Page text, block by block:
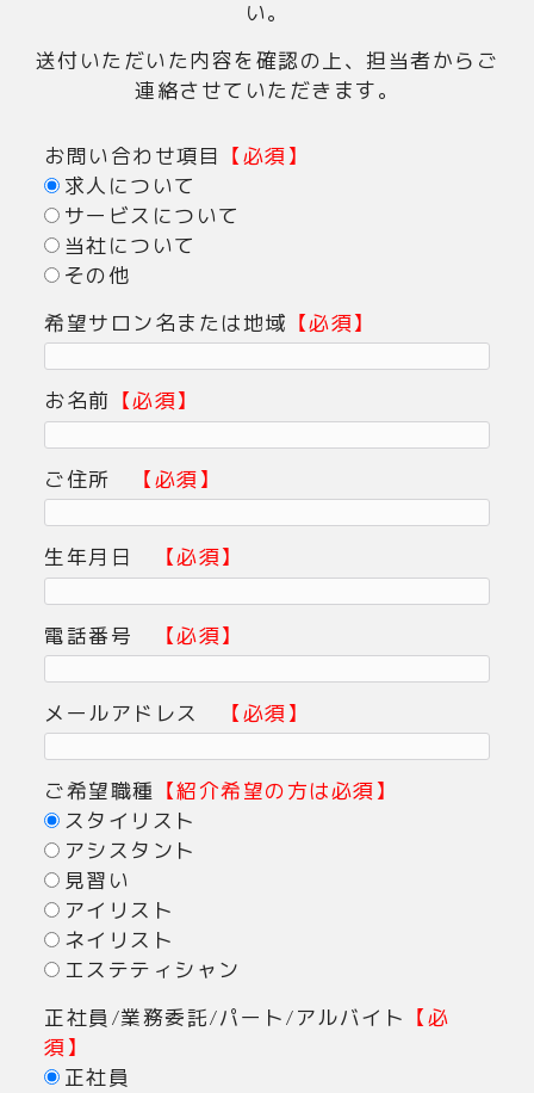
い。
送付いただいた内容を確認の上、担当者からご
連絡させていただきます。
お問い合わせ項目
【必須】
求人について
サービスについて
当社について
その他
希望サロン名または地域 【必須】
お名前 【必須】
ご住所 【必須】
生年月日 【必須】
電話番号 【必須】
メールアドレス 【必須】
ご希望職種 【紹介希望の方は必須】
スタイリスト
アシスタント
見習い
アイリスト
ネイリスト
エステティシャン
正社員/業務委託/パート/アルバイト
【必
須】
正社員